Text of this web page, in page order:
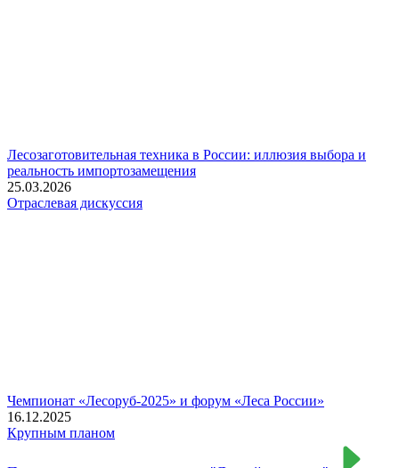
Лесозаготовительная техника в России: иллюзия выбора и
реальность импортозамещения
25.03.2026
Отраслевая дискуссия
Чемпионат «Лесоруб-2025» и форум «Леса России»
16.12.2025
Крупным планом